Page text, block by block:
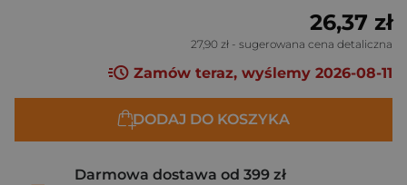
26,37 zł
27,90 zł - sugerowana cena detaliczna
Zamów teraz, wyślemy 2026-08-11
DODAJ DO KOSZYKA
Darmowa dostawa od 399 zł